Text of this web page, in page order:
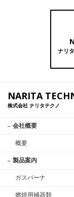
ナリ
NARITA
株式会社 ナリタテクノ
会社概要
概要
製品案内
ガスバーナ
燃焼用補器類